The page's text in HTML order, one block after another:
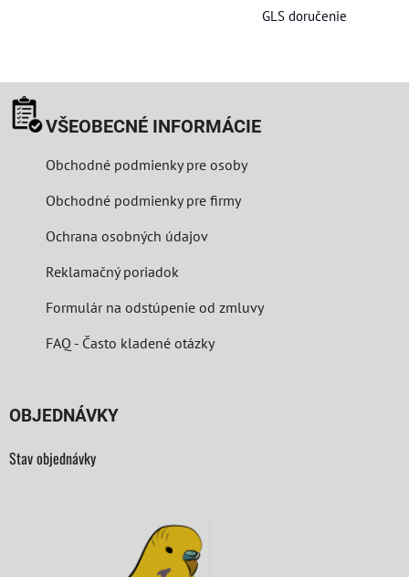
GLS doručenie
VŠEOBECNÉ INFORMÁCIE
Obchodné podmienky pre osoby
Obchodné podmienky pre firmy
Ochrana osobných údajov
Reklamačný poriadok
Formulár na odstúpenie od zmluvy
FAQ - Často kladené otázky
OBJEDNÁVKY
Stav objednávky